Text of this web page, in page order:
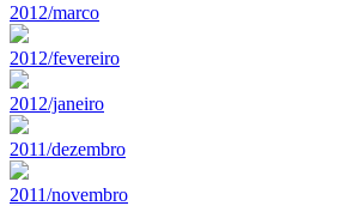
2012/marco
2012/fevereiro
2012/janeiro
2011/dezembro
2011/novembro